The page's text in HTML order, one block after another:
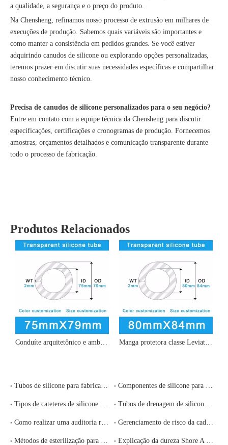
a qualidade, a segurança e o preço do produto.
Na Chensheng, refinamos nosso processo de extrusão em milhares de
execuções de produção. Sabemos quais variáveis ​​são importantes e
como manter a consistência em pedidos grandes. Se você estiver
adquirindo canudos de silicone ou explorando opções personalizadas,
teremos prazer em discutir suas necessidades específicas e compartilhar
nosso conhecimento técnico.
Precisa de canudos de silicone personalizados para o seu negócio?
Entre em contato com a equipe técnica da Chensheng para discutir
especificações, certificações e cronogramas de produção. Fornecemos
amostras, orçamentos detalhados e comunicação transparente durante
todo o processo de fabricação.
Produtos Relacionados